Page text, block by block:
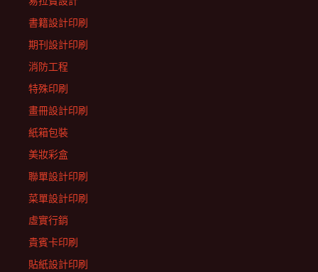
書籍設計印刷
期刊設計印刷
消防工程
特殊印刷
畫冊設計印刷
紙箱包裝
美妝彩盒
聯單設計印刷
菜單設計印刷
虛實行銷
貴賓卡印刷
貼紙設計印刷